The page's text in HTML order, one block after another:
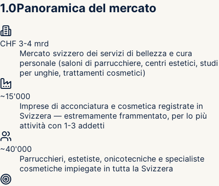
1.0Panoramica del mercato
CHF 3-4 mrd
Mercato svizzero dei servizi di bellezza e cura
personale (saloni di parrucchiere, centri estetici, studi
per unghie, trattamenti cosmetici)
~15'000
Imprese di acconciatura e cosmetica registrate in
Svizzera — estremamente frammentato, per lo più
attività con 1-3 addetti
~40'000
Parrucchieri, estetiste, onicotecniche e specialiste
cosmetiche impiegate in tutta la Svizzera